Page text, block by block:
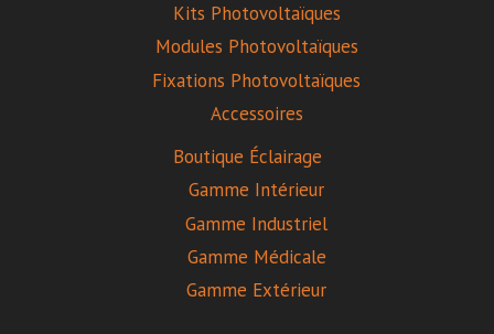
Kits Photovoltaïques
Modules Photovoltaïques
Fixations Photovoltaïques
Accessoires
Boutique Éclairage
Gamme Intérieur
Gamme Industriel
Gamme Médicale
Gamme Extérieur